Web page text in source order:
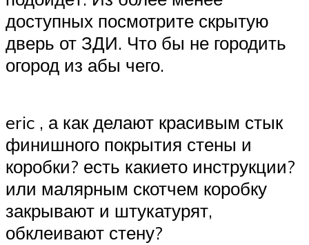
доступных посмотрите скрытую
дверь от ЗДИ. Что бы не городить
огород из абы чего.
eric , а как делают красивым стык
финишного покрытия стены и
коробки? есть какието инструкции?
или малярным скотчем коробку
закрывают и штукатурят,
обклеивают стену?